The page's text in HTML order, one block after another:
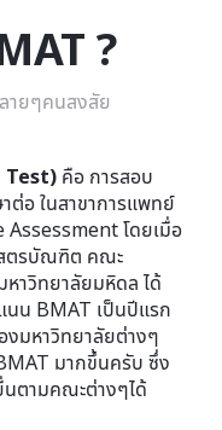
?
ายๆคนสงสัย
Test) คือ การสอบ
ต่อ ในสาขาการแพทย์
โดยเมื่อ
ตรบัณฑิต คณะ
าวิทยาลัยมหิดล ได้
น BMAT เป็นปีแรก
มหาวิทยาลัยต่างๆ
มากขึ้นครับ ซึ่ง
ตามคณะต่างๆได้